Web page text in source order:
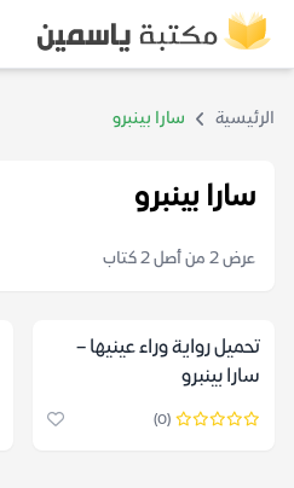
الرئيسية سارا بينبرو
سارا بينبرو
عرض 2 من أصل 2 كتاب
تحميل رواية وراء عينيها –
سارا بينبرو
(0)